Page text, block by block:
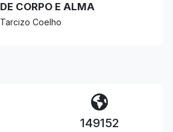
DE CORPO E ALMA
Tarcizo Coelho
149152